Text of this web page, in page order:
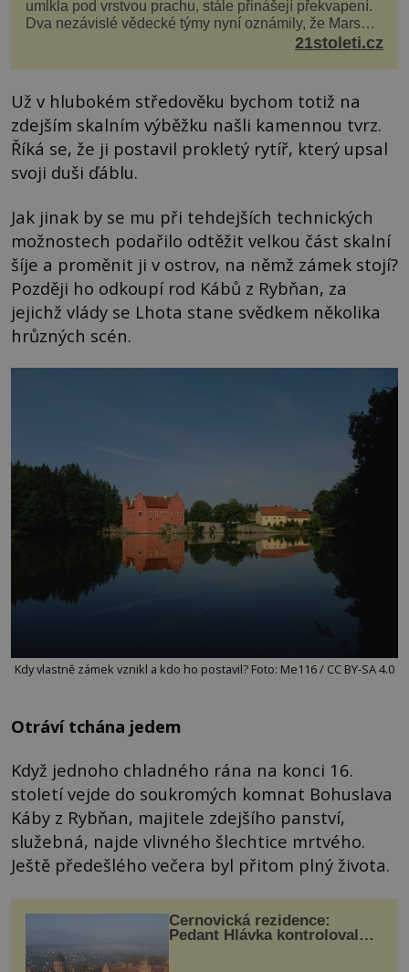
umlkla pod vrstvou prachu, stále přinášejí překvapení.
Dva nezávislé vědecké týmy nyní oznámily, že Mars
má nejen plášť plný trosek z dávných impaktů,...21stoleti.cz
Už v hlubokém středověku bychom totiž na
zdejším skalním výběžku našli kamennou tvrz.
Říká se, že ji postavil prokletý rytíř, který upsal
svoji duši ďáblu.
Jak jinak by se mu při tehdejších technických
možnostech podařilo odtěžit velkou část skalní
šíje a proměnit ji v ostrov, na němž zámek stojí?
Později ho odkoupí rod Kábů z Rybňan, za
jejichž vlády se Lhota stane svědkem několika
hrůzných scén.
Kdy vlastně zámek vznikl a kdo ho postavil? Foto: Me116 / CC BY-SA 4.0
Otráví tchána jedem
Když jednoho chladného rána na konci 16.
století vejde do soukromých komnat Bohuslava
Káby z Rybňan, majitele zdejšího panství,
služebná, najde vlivného šlechtice mrtvého.
Ještě předešlého večera byl přitom plný života.
Černovická rezidence:
Pedant Hlávka kontroloval